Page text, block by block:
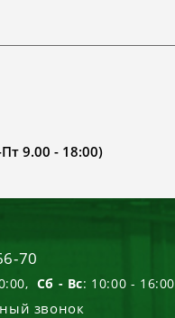
9.00 - 18:00)
70
Сб - Вс: 10:00 - 16:00
звонок